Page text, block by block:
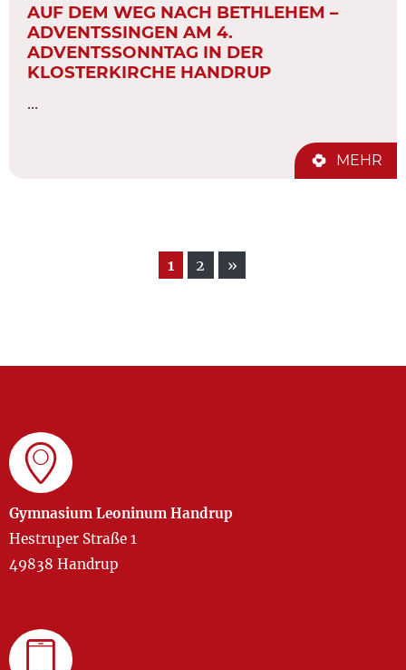
AUF DEM WEG NACH BETHLEHEM –
ADVENTSSINGEN AM 4.
ADVENTSSONNTAG IN DER
KLOSTERKIRCHE HANDRUP
...
MEHR
1 2 »
Gymnasium Leoninum Handrup
Hestruper Straße 1
49838 Handrup